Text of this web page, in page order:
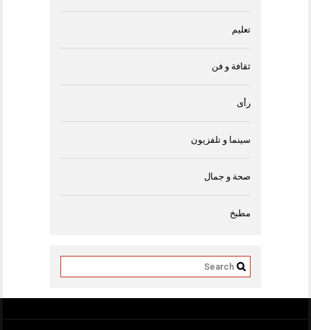
تعليم
ثقافة و فن
رأى
سينما و تلفزيون
صحة و جمال
مطبخ